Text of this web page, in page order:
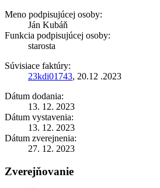
Meno podpisujúcej osoby:
Ján Kubáň
Funkcia podpisujúcej osoby:
starosta
Súvisiace faktúry:
23kdi01743, 20.12 .2023
Dátum dodania:
13. 12. 2023
Dátum vystavenia:
13. 12. 2023
Dátum zverejnenia:
27. 12. 2023
Zverejňovanie